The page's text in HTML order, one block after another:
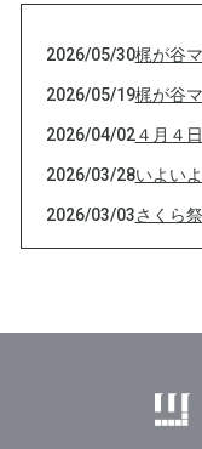
2026/05/30梶が谷
2026/05/19梶が谷
2026/04/02４月４
2026/03/28いよい
2026/03/03さくら
2026/02/03２月3
2026/01/07恵方巻
秋の遊